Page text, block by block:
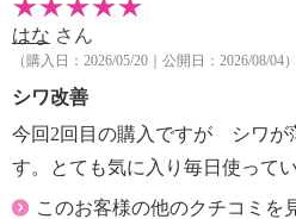
はな さん
（購入日：2026/05/20｜公開日：2026/08/04）
シワ改善
今回2回目の購入ですが シワが
す。とても気に入り毎日使ってい
このお客様の他のクチコミを